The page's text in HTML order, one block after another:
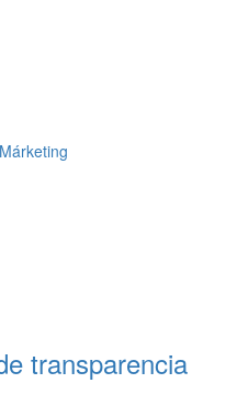
Márketing
transparencia